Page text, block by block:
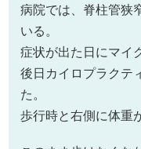
病院では、脊柱管狭
いる。
症状が出た日にマイ
後日カイロプラクテ
た。
歩行時と右側に体重